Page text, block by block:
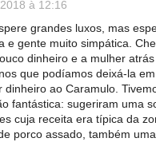
à 12:16
grandes luxos, mas
e gente muito simpática.
dinheiro e a mulher
que podíamos deixá-la
dinheiro ao Caramulo.
fantástica: sugeriram uma
cuja receita era típica da
porco assado, também